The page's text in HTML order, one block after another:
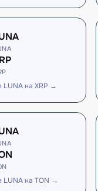
LUNA на XRP →
LUNA на TON →